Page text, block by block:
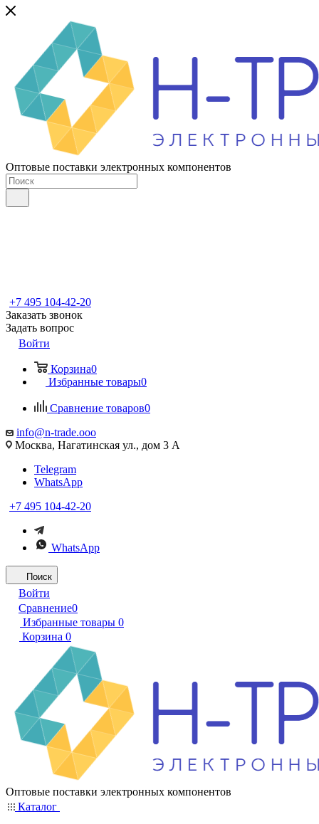
Оптовые поставки электронных компонентов
+7 495 104-42-20
Заказать звонок
Задать вопрос
Войти
Корзина0
Избранные товары0
Сравнение товаров0
info@n-trade.ooo
Москва, Нагатинская ул., дом 3 А
Telegram
WhatsApp
+7 495 104-42-20
WhatsApp
Поиск
Войти
Сравнение0
Избранные товары 0
Корзина 0
Оптовые поставки электронных компонентов
Каталог